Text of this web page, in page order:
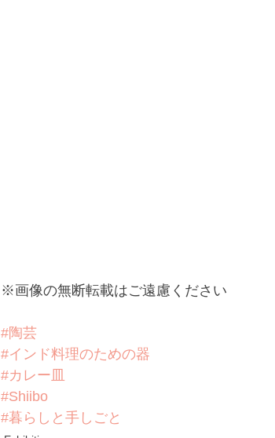
※画像の無断転載はご遠慮ください
#陶芸
#インド料理のための器
#カレー皿
#Shiibo
#暮らしと手しごと